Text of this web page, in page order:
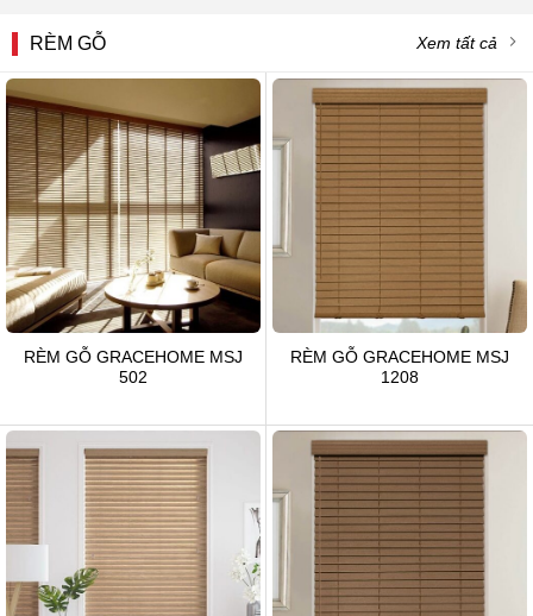
RÈM GỖ Xem tất cả
RÈM GỖ GRACEHOME MSJ
502
RÈM GỖ GRACEHOME MSJ
1208